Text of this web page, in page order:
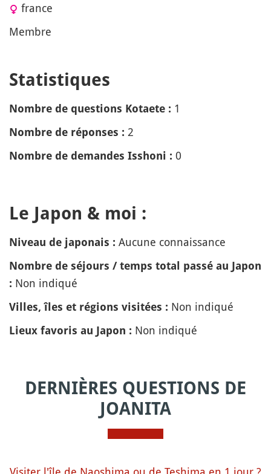
france
Membre
Statistiques
Nombre de questions Kotaete : 1
Nombre de réponses : 2
Nombre de demandes Isshoni : 0
Le Japon & moi :
Niveau de japonais : Aucune connaissance
Nombre de séjours / temps total passé au Japon
: Non indiqué
Villes, îles et régions visitées : Non indiqué
Lieux favoris au Japon : Non indiqué
DERNIÈRES QUESTIONS DE
JOANITA